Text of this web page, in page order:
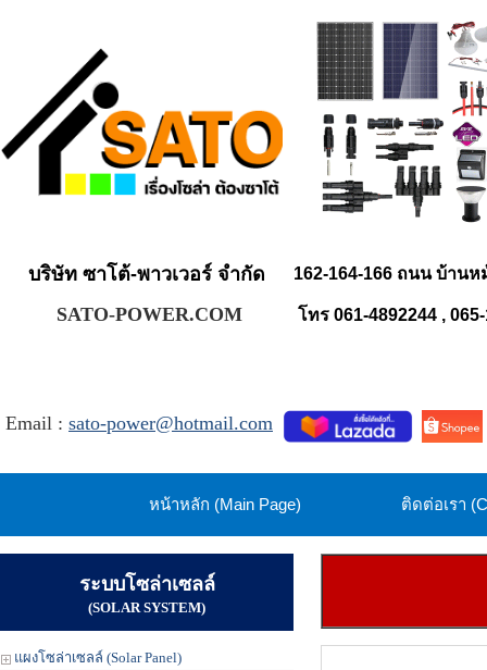
บริษัท ซาโต้-พาวเวอร์ จำกัด 162-164-166 ถนน บ้าน
SATO-POWER.COM โทร 061-4892244 ,
Email : sato-power@hotmail.com
หน้าหลัก (Main Page) ติดต่อเรา
ระบบโซล่าเซลล์
(SOLAR SYSTEM)
แผงโซล่าเซลล์ (Solar Panel)